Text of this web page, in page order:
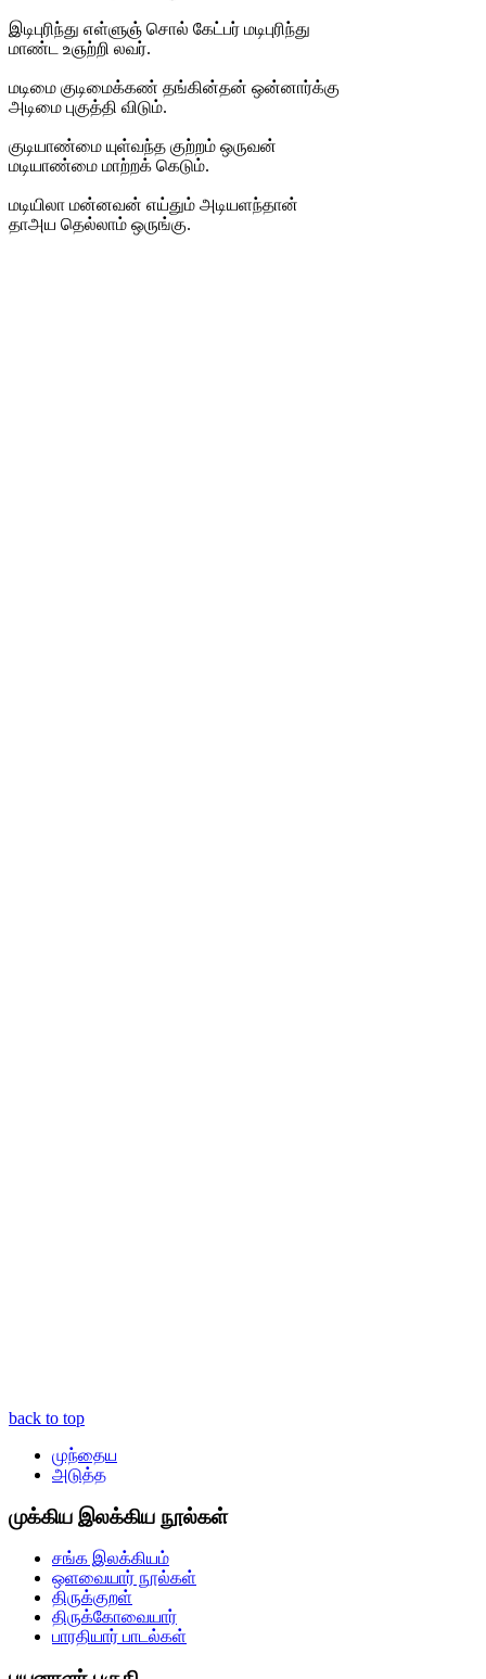
இடிபுரிந்து எள்ளுஞ் சொல் கேட்பர் மடிபுரிந்து
மாண்ட உஞற்றி லவர்.
மடிமை குடிமைக்கண் தங்கின்தன் ஒன்னார்க்கு
அடிமை புகுத்தி விடும்.
குடியாண்மை யுள்வந்த குற்றம் ஒருவன்
மடியாண்மை மாற்றக் கெடும்.
மடியிலா மன்னவன் எய்தும் அடியளந்தான்
தாஅய தெல்லாம் ஒருங்கு.
back to top
முந்தைய
அடுத்த
முக்கிய இலக்கிய நூல்கள்
சங்க இலக்கியம்
ஒளவையார் நூல்கள்
திருக்குறள்
திருக்கோவையார்
பாரதியார் பாடல்கள்